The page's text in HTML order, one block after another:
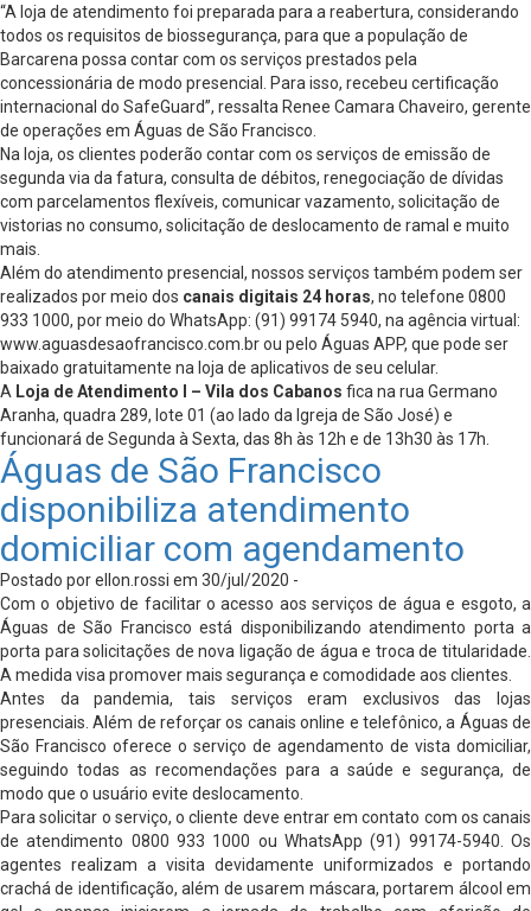
“A loja de atendimento foi preparada para a reabertura, considerando
todos os requisitos de biossegurança, para que a população de
Barcarena possa contar com os serviços prestados pela
concessionária de modo presencial. Para isso, recebeu certificação
internacional do SafeGuard”, ressalta Renee Camara Chaveiro, gerente
de operações em Águas de São Francisco.
Na loja, os clientes poderão contar com os serviços de emissão de
segunda via da fatura, consulta de débitos, renegociação de dívidas
com parcelamentos flexíveis, comunicar vazamento, solicitação de
vistorias no consumo, solicitação de deslocamento de ramal e muito
mais.
Além do atendimento presencial, nossos serviços também podem ser
realizados por meio dos canais digitais 24 horas, no telefone 0800
933 1000, por meio do WhatsApp: (91) 99174 5940, na agência virtual:
www.aguasdesaofrancisco.com.br ou pelo Águas APP, que pode ser
baixado gratuitamente na loja de aplicativos de seu celular.
A Loja de Atendimento I – Vila dos Cabanos fica na rua Germano
Aranha, quadra 289, lote 01 (ao lado da Igreja de São José) e
funcionará de Segunda à Sexta, das 8h às 12h e de 13h30 às 17h.
Águas de São Francisco
disponibiliza atendimento
domiciliar com agendamento
Postado por ellon.rossi em 30/jul/2020 -
Com o objetivo de facilitar o acesso aos serviços de água e esgoto, a
Águas de São Francisco está disponibilizando atendimento porta a
porta para solicitações de nova ligação de água e troca de titularidade.
A medida visa promover mais segurança e comodidade aos clientes.
Antes da pandemia, tais serviços eram exclusivos das lojas
presenciais. Além de reforçar os canais online e telefônico, a Águas de
São Francisco oferece o serviço de agendamento de vista domiciliar,
seguindo todas as recomendações para a saúde e segurança, de
modo que o usuário evite deslocamento.
Para solicitar o serviço, o cliente deve entrar em contato com os canais
de atendimento 0800 933 1000 ou WhatsApp (91) 99174-5940. Os
agentes realizam a visita devidamente uniformizados e portando
crachá de identificação, além de usarem máscara, portarem álcool em